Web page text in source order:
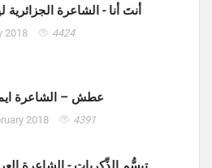
أنتَ أنا - الشاعرة
2018 4424
عطش – الشاعرة
2018 4391